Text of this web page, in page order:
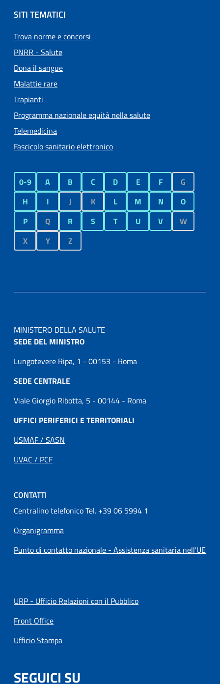
SITI TEMATICI
Trova norme e concorsi
PNRR - Salute
Dona il sangue
Malattie rare
Trapianti
Programma nazionale equità nella salute
Telemedicina
Fascicolo sanitario elettronico
0-9 A B C D E F
G
H
I J K L M N
O
P
Q R S T U V
W
X
Y Z
MINISTERO DELLA SALUTE
SEDE DEL MINISTRO
Lungotevere Ripa, 1 - 00153 - Roma
SEDE CENTRALE
Viale Giorgio Ribotta, 5 - 00144 - Roma
UFFICI PERIFERICI E TERRITORIALI
USMAF / SASN
UVAC / PCF
CONTATTI
Centralino telefonico Tel. +39 06 5994 1
Organigramma
Punto di contatto nazionale - Assistenza sanitaria nell'UE
URP - Ufficio Relazioni con il Pubblico
Front Office
Ufficio Stampa
SEGUICI SU